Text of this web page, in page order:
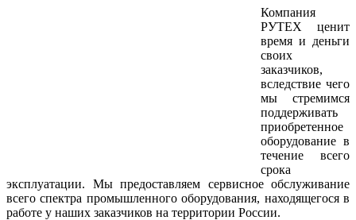
Компания
РУТЕХ ценит
время и деньги
своих
заказчиков,
вследствие чего
мы стремимся
поддерживать
приобретенное
оборудование в
течение всего
срока
эксплуатации. Мы предоставляем сервисное обслуживание
всего спектра промышленного оборудования, находящегося в
работе у наших заказчиков на территории России.